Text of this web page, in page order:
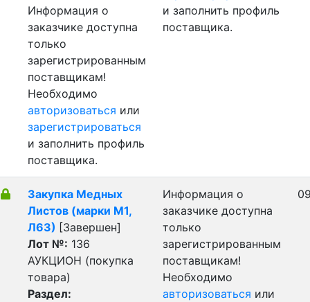
Информация о
заказчике доступна
только
зарегистрированным
поставщикам!
Необходимо
авторизоваться или
зарегистрироваться
и заполнить профиль
поставщика.
и заполнить профиль
поставщика.
Закупка Медных
Листов (марки М1,
Л63) [Завершен]
Лот №: 136
АУКЦИОН (покупка
товара)
Раздел:
Информация о
заказчике доступна
только
зарегистрированным
поставщикам!
Необходимо
авторизоваться или